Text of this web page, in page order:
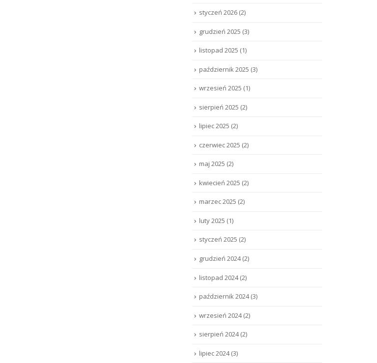
styczeń 2026 (2)
grudzień 2025 (3)
listopad 2025 (1)
październik 2025 (3)
wrzesień 2025 (1)
sierpień 2025 (2)
lipiec 2025 (2)
czerwiec 2025 (2)
maj 2025 (2)
kwiecień 2025 (2)
marzec 2025 (2)
luty 2025 (1)
styczeń 2025 (2)
grudzień 2024(2)
listopad 2024(2)
październik 2024(3)
wrzesień 2024(2)
sierpień 2024(2)
lipiec 2024(3)